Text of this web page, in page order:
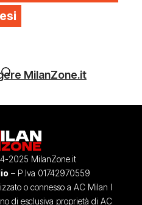
MilanZone.it
2025 MilanZone.it
– P.Iva 01742970559
o connesso a AC Milan I
di esclusiva proprietà di AC